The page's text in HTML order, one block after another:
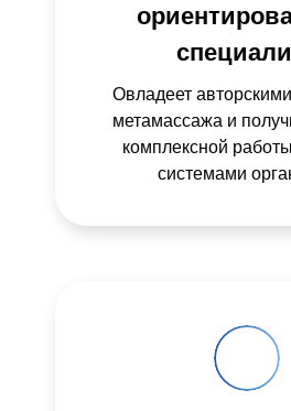
Овладеет
метамассажа и
комплексной
системами